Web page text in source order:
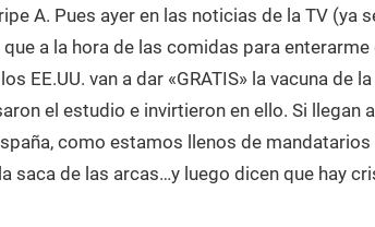
A. Pues ayer en las noticias de la TV (ya
a la hora de las comidas para enterarme
EE.UU. van a dar «GRATIS» la vacuna de
el estudio e invirtieron en ello. Si llegan
como estamos llenos de
saca de las arcas…y luego dicen que hay